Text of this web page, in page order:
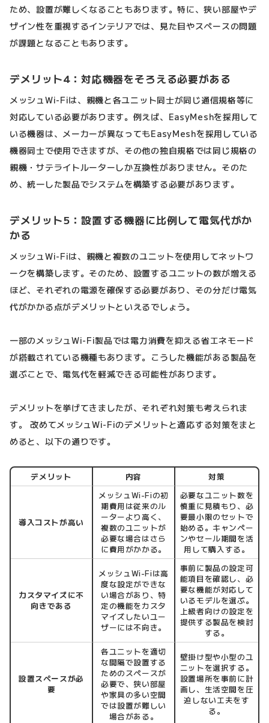
ため、設置が難しくなることもあります。特に、狭い部屋やデ
ザイン性を重視するインテリアでは、見た目やスペースの問題
が課題となることもあります。
デメリット4：対応機器をそろえる必要がある
メッシュWi-Fiは、親機と各ユニット同士が同じ通信規格等に
対応している必要があります。例えば、EasyMeshを採用して
いる機器は、メーカーが異なってもEasyMeshを採用している
機器同士で使用できますが、その他の独自規格では同じ規格の
親機・サテライトルーターしか互換性がありません。そのた
め、統一した製品でシステムを構築する必要があります。
デメリット5：設置する機器に比例して電気代がか
かる
メッシュWi-Fiは、親機と複数のユニットを使用してネットワ
ークを構築します。そのため、設置するユニットの数が増える
ほど、それぞれの電源を確保する必要があり、その分だけ電気
代がかかる点がデメリットといえるでしょう。
一部のメッシュWi-Fi製品では電力消費を抑える省エネモード
が搭載されている機種もあります。こうした機能がある製品を
選ぶことで、電気代を軽減できる可能性があります。
デメリットを挙げてきましたが、それぞれ対策も考えられま
す。 改めてメッシュWi-Fiのデメリットと適応する対策をまと
めると、以下の通りです。
デメリット 内容 対策
導入コストが高い
メッシュWi-Fiの初
期費用は従来のル
ーターより高く、
複数のユニットが
必要な場合はさら
に費用がかかる。
必要なユニット数を
慎重に見積もり、必
要最小限のセットで
始める。キャンペー
ンやセール期間を活
用して購入する。
カスタマイズに不
向きである
メッシュWi-Fiは高
度な設定ができな
い場合があり、特
定の機能をカスタ
マイズしたいユー
ザーには不向き。
事前に製品の設定可
能項目を確認し、必
要な機能が対応して
いるモデルを選ぶ。
上級者向けの設定を
提供する製品を検討
する。
設置スペースが必
要
各ユニットを適切
な間隔で設置する
ためのスペースが
必要で、狭い部屋
や家具の多い空間
では設置が難しい
場合がある。
壁掛け型や小型のユ
ニットを選択する。
設置場所を事前に計
画し、生活空間を圧
迫しない工夫をす
る。